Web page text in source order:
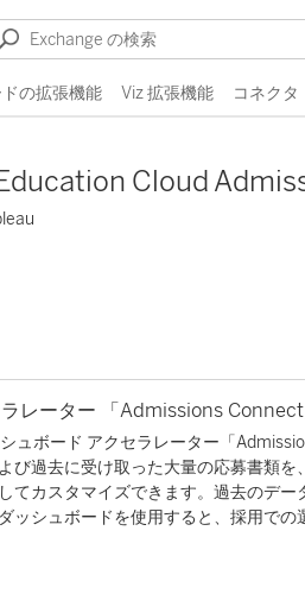
の拡張機能 Viz 拡張機能 コネクタ
Cloud
レーター 「Admissions
ュボード アクセラレーター「
び過去に受け取った大量の応募書類
てカスタマイズできます。過去のデ
ッシュボードを使用すると、採用で